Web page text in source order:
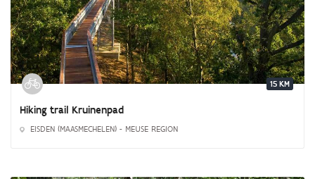
15 KM
Hiking trail Kruinenpad
EISDEN (MAASMECHELEN) - MEUSE REGION